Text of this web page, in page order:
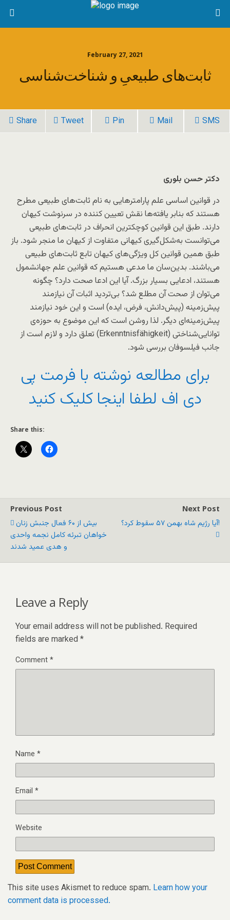
February 27, 2021
ثابت‌های طبیعیِ و شناخت‌شناسی
Share Tweet Pin Mail SMS
دکتر حسن بلوری
در قوانین اساسی علم پارامترهایی به نام ثابت‌های طبیعی مطرح
هستند که بنابر یافته‌ها نقش تعیین کننده در سرنوشت کیهان
دارند. طبق این قوانین کوچکترین انحراف در ثابت‌های طبیعی
می‌توانست به‌‌شکل‌گیری کیهانی متفاوت از کیهان ما منجر شود. باز
طبق همین قوانین کل ویژگی‌های کیهان تابع ثابت‌های طبیعی
می‌باشند. بدین‌سان ما مدعی هستیم که قوانین علم جهانشمول
‌هستند، ادعایی بسیار بزرگ. آیا این ادعا صحت دارد؟ چگونه
می‌توان از صحت آن‌ مطلع شد؟ بی‌تردید اثبات آن‌ نیازمند
پیش‌زمینه (پیش‌دانش، فرض، ایده) است و این خود نیازمند
پیش‌زمینه‌ای دیگر. لذا روشن است که این موضوع به حوزه‌ی
توانایی‌‌شناختی (Erkenntnisfähigkeit) تعلق دارد و لازم است از
جانب فیلسوفان بررسی شود.
برای مطالعه نوشته با فرمت پی
دی اف لطفا اینجا کلیک کنید
Share this:
Previous Post
بیش از ۶۰ فعال جنبش زنان
خواهان تبرئه کامل نجمه واحدی
و هدی عمید شدند
Next Post
آیا رژیم شاه بهمن ۵۷ سقوط کرد؟!
Leave a Reply
Your email address will not be published. Required
fields are marked *
Comment*
Name *
Email *
Website
This site uses Akismet to reduce spam. Learn how your
comment data is processed.